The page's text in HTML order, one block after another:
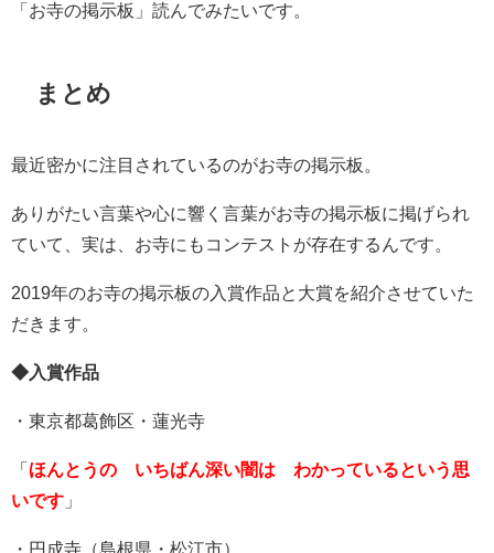
「お寺の掲示板」読んでみたいです。
まとめ
最近密かに注目されているのがお寺の掲示板。
ありがたい言葉や心に響く言葉がお寺の掲示板に掲げられ
ていて、実は、お寺にもコンテストが存在するんです。
2019年のお寺の掲示板の入賞作品と大賞を紹介させていた
だきます。
◆入賞作品
・東京都葛飾区・蓮光寺
「ほんとうの いちばん深い闇は わかっているという思
いです 」
・円成寺（島根県・松江市）